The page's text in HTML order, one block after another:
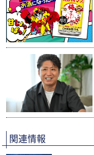
関連情報